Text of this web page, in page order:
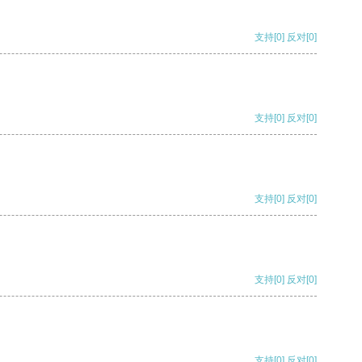
支持[0] 反对[0]
支持[0] 反对[0]
支持[0] 反对[0]
支持[0] 反对[0]